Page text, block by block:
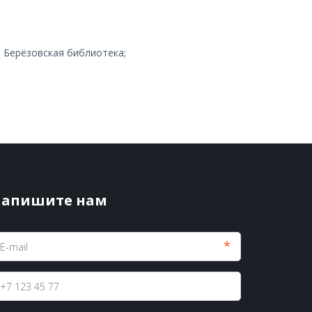
библиотека;
нам
*